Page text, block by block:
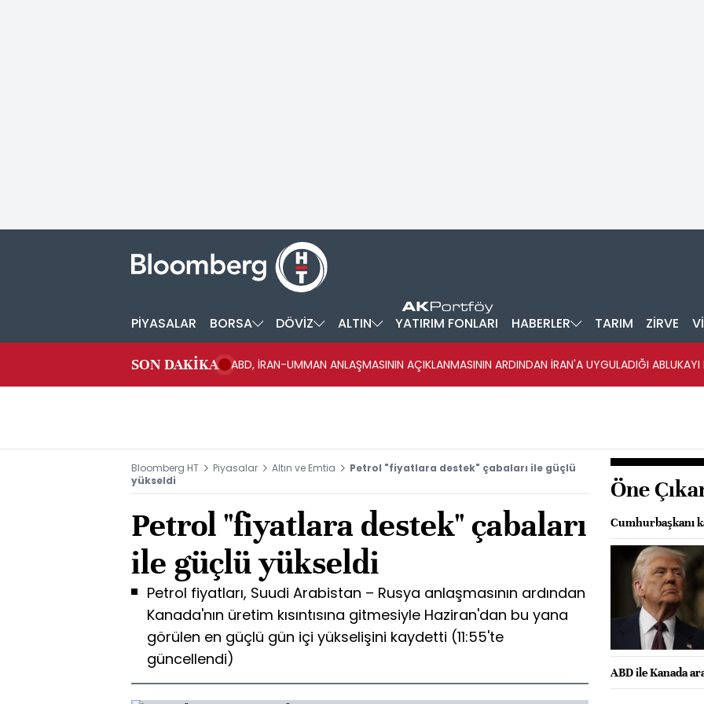
PİYASALAR BORSA DÖVİZ ALTIN YATIRIM FONLARI HABERLER TARIM ZİRVE
SON DAKİKA ABD, İRAN-UMMAN ANLAŞMASININ AÇIKLANMASININ ARDINDAN İRAN'A UYGULADIĞI ABLUKAYI
Bloomberg HT Piyasalar Altın ve Emtia
Petrol "fiyatlara destek" çabaları ile güçlü
yükseldi
Petrol "fiyatlara destek" çabaları
ile güçlü yükseldi
Petrol fiyatları, Suudi Arabistan – Rusya anlaşmasının ardından
Kanada'nın üretim kısıntısına gitmesiyle Haziran'dan bu yana
görülen en güçlü gün içi yükselişini kaydetti (11:55'te
güncellendi)
Öne
Cumhurbaşkanı
ABD ile Kanada